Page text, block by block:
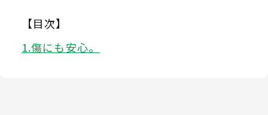
【目次】
傷にも安心。